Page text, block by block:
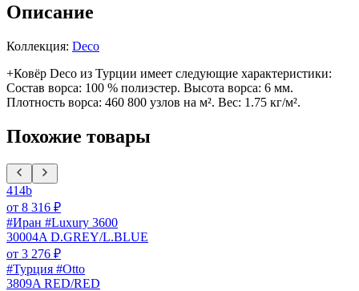
Описание
Коллекция: Deco
+Ковёр Deco из Турции имеет следующие характеристики:
Состав ворса: 100 % полиэстер. Высота ворса: 6 мм.
Плотность ворса: 460 800 узлов на м². Вес: 1.75 кг/м².
Похожие товары
414b
от 8 316 ₽
#Иран #Luxury 3600
30004A D.GREY/L.BLUE
от 3 276 ₽
#Турция #Otto
3809A RED/RED